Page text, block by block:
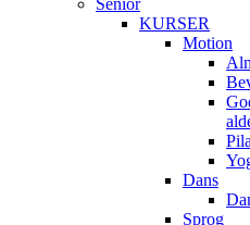
Senior
KURSER
Motion
Dans
Sprog